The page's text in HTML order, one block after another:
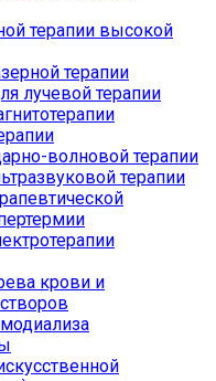
терапии высокой
терапии
лучевой терапии
волновой терапии
терапии
крови и